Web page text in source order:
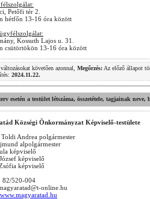
Petőfi tér 2.
hétfőn 13-16 óra között
Kossuth Lajos u. 31.
csütörtökön 13-16 óra között
követően azonnal, Megőrzés: Az előző állapot
2024.11.22.
esetén a testület létszáma, összetétele, tagjainak neve,
Községi Önkormányzat Képviselő-testülete
Andrea polgármester
alpolgármester
képviselő
képviselő
képviselő
82/520-004
online.hu
www.magyaratad.hu